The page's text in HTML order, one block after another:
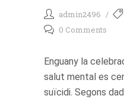
admin2496
0 Comments
Enguany la
salut mental es
suïcidi. Segons